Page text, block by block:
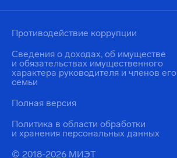
© 2018-2026 МИЭТ
Политика в области обработки
и хранения персональных данных
Противодействие коррупции
Сведения о доходах, об имуществе
и обязательствах имущественного
характера руководителя и членов его
семьи
Полная версия